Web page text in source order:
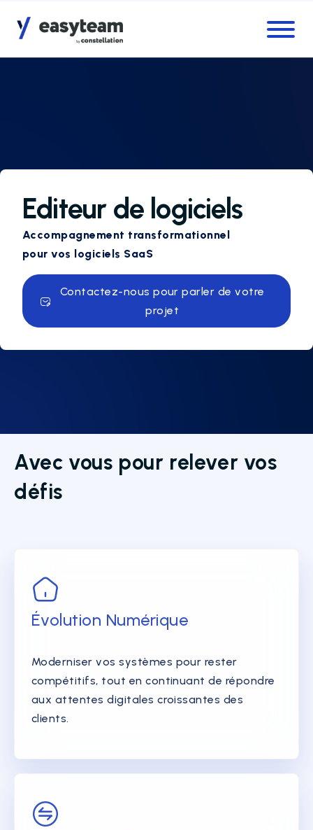
Editeur de logiciels
Accompagnement transformationnel
pour vos logiciels SaaS
Contactez-nous pour parler de votre
projet
Avec vous pour relever vos
défis
Évolution Numérique
Moderniser vos systèmes pour rester
compétitifs, tout en continuant de répondre
aux attentes digitales croissantes des
clients.